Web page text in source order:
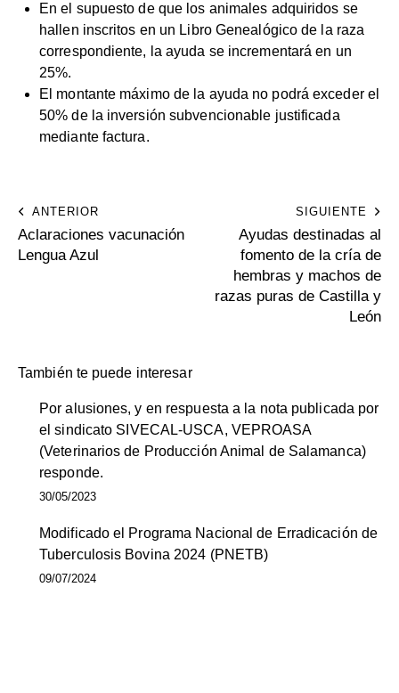
En el supuesto de que los animales adquiridos se
hallen inscritos en un Libro Genealógico de la raza
correspondiente, la ayuda se incrementará en un
25%.
El montante máximo de la ayuda no podrá exceder el
50% de la inversión subvencionable justificada
mediante factura.
ANTERIOR
Aclaraciones vacunación
Lengua Azul
SIGUIENTE
Ayudas destinadas al
fomento de la cría de
hembras y machos de
razas puras de Castilla y
León
También te puede interesar
Por alusiones, y en respuesta a la nota publicada por
el sindicato SIVECAL-USCA, VEPROASA
(Veterinarios de Producción Animal de Salamanca)
responde.
30/05/2023
Modificado el Programa Nacional de Erradicación de
Tuberculosis Bovina 2024 (PNETB)
09/07/2024